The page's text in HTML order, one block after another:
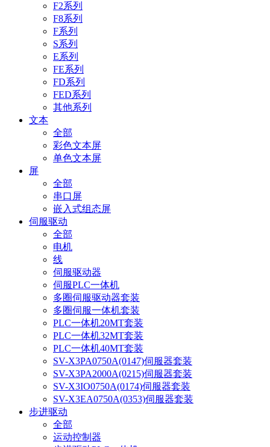
F2系列
F8系列
F系列
S系列
E系列
FE系列
FD系列
FED系列
其他系列
文本
全部
彩色文本屏
单色文本屏
屏
全部
串口屏
嵌入式组态屏
伺服驱动
全部
电机
线
伺服驱动器
伺服PLC一体机
多圈伺服驱动器套装
多圈伺服一体机套装
PLC一体机20MT套装
PLC一体机32MT套装
PLC一体机40MT套装
SV-X3PA0750A(0147)伺服器套装
SV-X3PA2000A(0215)伺服器套装
SV-X3IO0750A(0174)伺服器套装
SV-X3EA0750A(0353)伺服器套装
步进驱动
全部
运动控制器